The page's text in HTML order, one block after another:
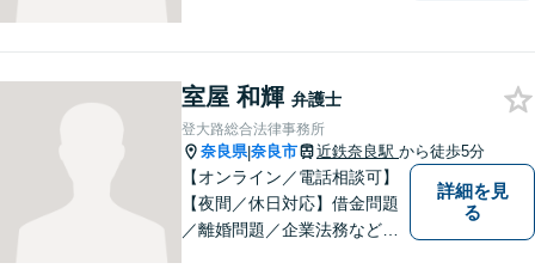
いたします。お早めのご相談
が納得のいく解決への第一歩
です。
室屋 和輝 弁護士
登大路総合法律事務所
奈良県|奈良市 近鉄奈良駅 から徒歩5分
【オンライン／電話相談可】
【夜間／休日対応】借金問題
／離婚問題／企業法務など幅
詳細を見
る